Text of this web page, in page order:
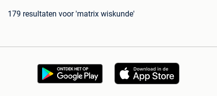
179 resultaten voor 'matrix wiskunde'